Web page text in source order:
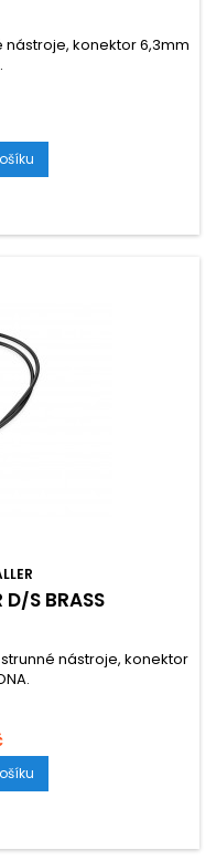
konektor 6,3mm
D/S BRASS
nástroje, konektor